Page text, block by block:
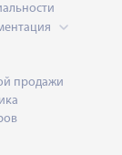
продажи